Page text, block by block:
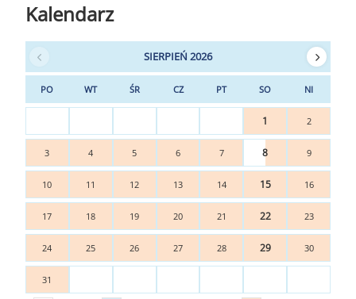
Kalendarz
SIERPIEŃ 2026
PO WT ŚR CZ PT SO NI
1 2
3 4 5 6 7 8 9
10 11 12 13 14 15 16
17 18 19 20 21 22 23
24 25 26 27 28 29 30
31